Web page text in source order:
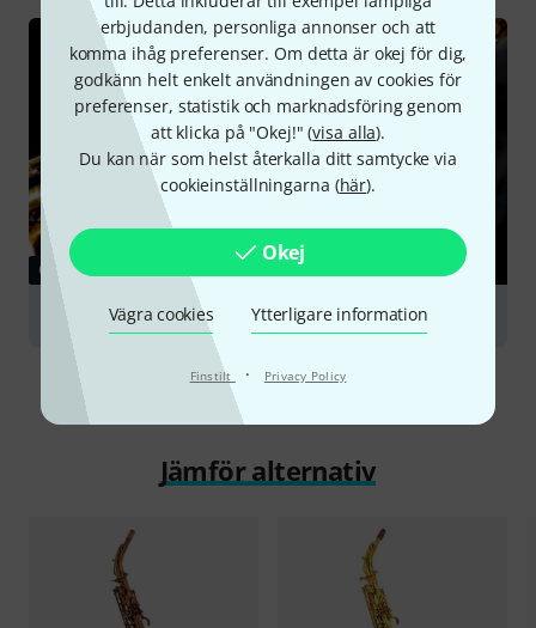
erbjudanden, personliga annonser och att
komma ihåg preferenser. Om detta är okej för dig,
godkänn helt enkelt användningen av cookies för
preferenser, statistik och marknadsföring genom
att klicka på "Okej!" (visa alla).
Du kan när som helst återkalla ditt samtycke via
cookieinställningarna (här).
Okej
Vägra cookies Ytterligare information
Finstilt · Privacy Policy
GUIDE
Saxophones
Jämför alternativ